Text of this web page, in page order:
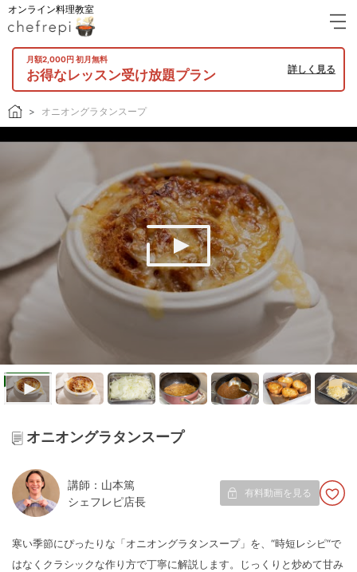
オンライン料理教室
月額2,000円 初月無料
お得なレッスン受け放題プラン 詳しく見る
オニオングラタンスープ
オニオングラタンスープ
講師：山本篤
シェフレピ店長
有料動画を見る
寒い季節にぴったりな「オニオングラタンスープ」を、“時短レシピ“で
はなくクラシックな作り方で丁寧に解説します。じっくりと炒めて甘み